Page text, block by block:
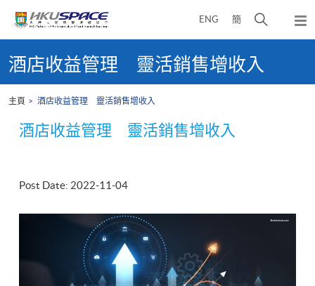
ENG 簡
開
彈
出
單
content
start酒店收益管理 靈活銷售增收入
主頁 酒店收益管理 靈活銷售增收入
酒店收益管理 靈活銷售增收入
Post Date: 2022-11-04